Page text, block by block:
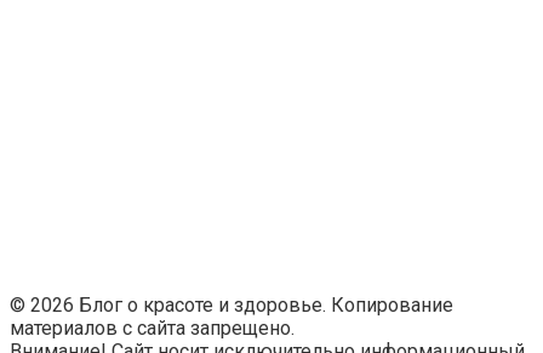
© 2026 Блог о красоте и здоровье. Копирование
материалов с сайта запрещено.